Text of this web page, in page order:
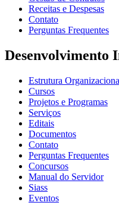
Receitas e Despesas
Contato
Perguntas Frequentes
Desenvolvimento
Estrutura
Cursos
Projetos e Programas
Serviços
Editais
Documentos
Contato
Perguntas Frequentes
Concursos
Manual do Servidor
Siass
Eventos